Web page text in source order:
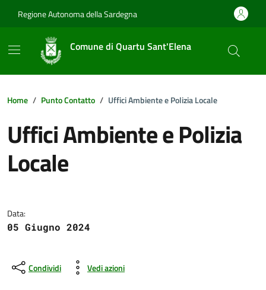
Regione Autonoma della Sardegna
Comune di Quartu Sant'Elena
Home Punto Contatto Uffici Ambiente e Polizia Locale
Uffici Ambiente e Polizia
Locale
Data:
05 Giugno 2024
Condividi Vedi azioni